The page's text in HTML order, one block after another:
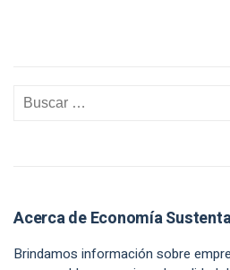
Acerca de Economía
Brindamos información sobre